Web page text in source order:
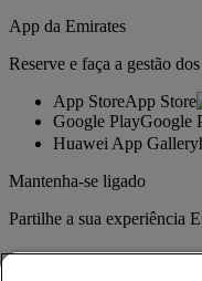
App da Emirates
Reserve e faça a gestão
App StoreApp Store
Google PlayGoogle
Huawei App Gallery
Mantenha-se ligado
Partilhe a sua experiência